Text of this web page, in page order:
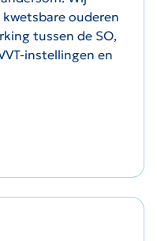
ouderen
tussen de SO,
instellingen en